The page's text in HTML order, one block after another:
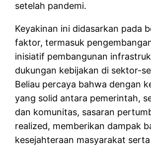
setelah pandemi.
Keyakinan ini didasarkan pada
faktor, termasuk
inisiatif pembangunan
dukungan kebijakan di sektor-
Beliau percaya bahwa dengan
yang solid antara pemerintah,
dan komunitas, sasaran
realized, memberikan dampak
kesejahteraan masyarakat